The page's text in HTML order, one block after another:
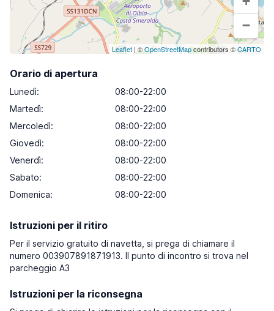
−
Leaflet | ©OpenStreetMapcontributors ©CARTO
Orario di apertura
Lunedì:
08:00-22:00
Martedì:
08:00-22:00
Mercoledì:
08:00-22:00
Giovedì:
08:00-22:00
Venerdì:
08:00-22:00
Sabato:
08:00-22:00
Domenica: 08:00-22:00
Istruzioni per il ritiro
Per il servizio gratuito di navetta, si prega di chiamare il
numero 003907891871913. Il punto di incontro si trova nel
parcheggio A3
Istruzioni per la riconsegna